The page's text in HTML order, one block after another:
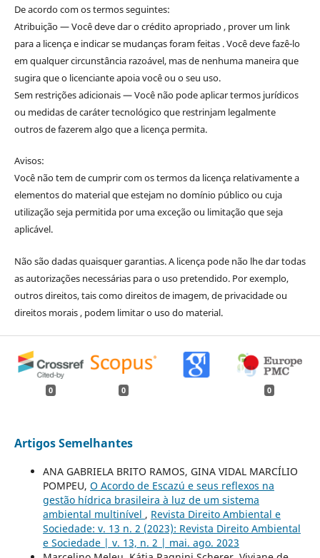
De acordo com os termos seguintes:
Atribuição — Você deve dar o crédito apropriado , prover um link
para a licença e indicar se mudanças foram feitas . Você deve fazê-lo
em qualquer circunstância razoável, mas de nenhuma maneira que
sugira que o licenciante apoia você ou o seu uso.
Sem restrições adicionais — Você não pode aplicar termos jurídicos
ou medidas de caráter tecnológico que restrinjam legalmente
outros de fazerem algo que a licença permita.
Avisos:
Você não tem de cumprir com os termos da licença relativamente a
elementos do material que estejam no domínio público ou cuja
utilização seja permitida por uma exceção ou limitação que seja
aplicável.
Não são dadas quaisquer garantias. A licença pode não lhe dar todas
as autorizações necessárias para o uso pretendido. Por exemplo,
outros direitos, tais como direitos de imagem, de privacidade ou
direitos morais , podem limitar o uso do material.
0 0 0
Artigos Semelhantes
ANA GABRIELA BRITO RAMOS, GINA VIDAL MARCÍLIO
POMPEU, O Acordo de Escazú e seus reflexos na
gestão hídrica brasileira à luz de um sistema
ambiental multinível , Revista Direito Ambiental e
Sociedade: v. 13 n. 2 (2023): Revista Direito Ambiental
e Sociedade | v. 13, n. 2 | mai. ago. 2023